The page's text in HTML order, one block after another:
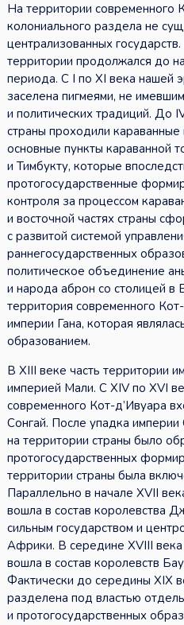
На территории современного
колониального раздела не
централизованных
территории продолжался до
периода. С I по XI века нашей
заселена пигмеями, не
и политических традиций. До
страны проходили
основные пункты караванной
и Тимбукту, которые
протогосударственные
контроля за процессом
и восточной частях страны
с развитой системой
раннегосударственных
политическое объединение
и народа аброн со столицей в
территория современного
империи Гана, которая
образованием.
В XIII веке часть территории
империей Мали. С XIV по XVI
современного Кот-д’Ивуара
Сонгай. После упадка империи
на территории страны было
протогосударственных
территории страны была
Параллельно в начале XVII
вошла в состав королевства
сильным государством и
Африки. В середине XVIII века
вошла в состав королевств
Фактически до середины XIX
разделена под властью
и протогосударственных